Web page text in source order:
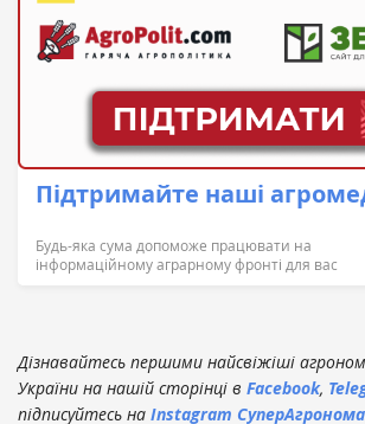
Підтримайте наші
Будь-яка сума допоможе працювати на
інформаційному аграрному фронті для вас
Дізнавайтесь першими найсвіжіші
України на нашій сторінці в Facebook,
підписуйтесь на Instagram СуперАгронома